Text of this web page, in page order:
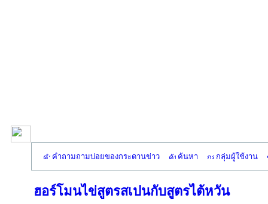
คำถามถามบ่อยของกระดานข่าว ค้นหา กลุ่มผู้ใช้งาน
ฮอร์โมนไข่สูตรสเปนกับสูตรไต้หวัน